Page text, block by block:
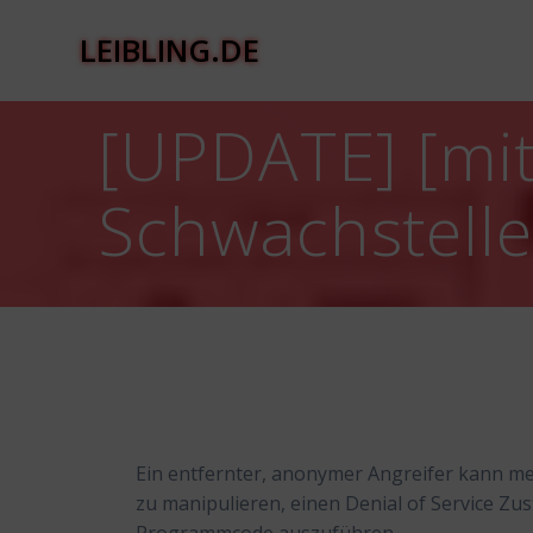
LEIBLING.DE
[UPDATE]
Ein entfernter, anonymer Angreifer kann
zu manipulieren, einen Denial of Service